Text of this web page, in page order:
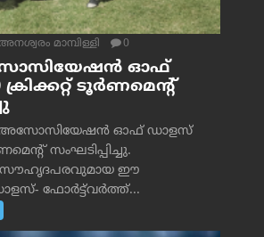
മാമ്പിള്ളി 0
ഓഫ്
ക്രിക്കറ്റ് ടൂർണമെന്റ്
അസോസിയേഷൻ ഓഫ് ഡാളസ്
സംഘടിപ്പിച്ചു.
ഈ
ഫോർട്ട്‌വര്‍ത്ത്...